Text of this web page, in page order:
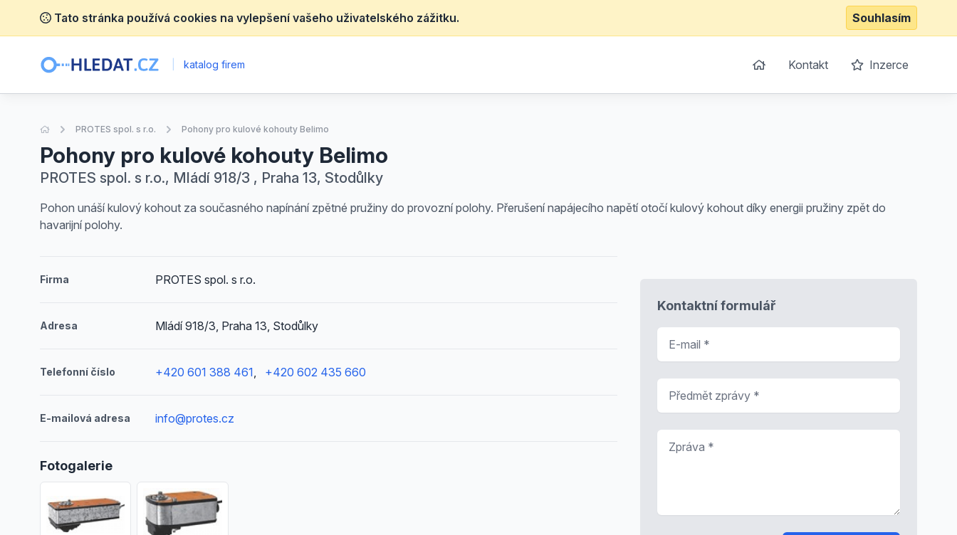
Tato stránka používá cookies na vylepšení vašeho uživatelského zážitku. Souhlasím
katalog firem Kontakt Inzerce
Úvodní stránka
PROTES spol. s r.o. Pohony pro kulové kohouty Belimo
Pohony pro kulové kohouty Belimo
PROTES spol. s r.o., Mládí 918/3 , Praha 13, Stodůlky
Pohon unáší kulový kohout za současného napínání zpětné pružiny do provozní polohy. Přerušení napájecího napětí otočí kulový kohout díky energii pružiny zpět do
havarijní polohy.
Firma PROTES spol. s r.o.
Adresa Mládí 918/3, Praha 13, Stodůlky
Telefonní číslo +420 601 388 461, +420 602 435 660
E-mailová adresa info@protes.cz
Fotogalerie
Kontaktní formulář